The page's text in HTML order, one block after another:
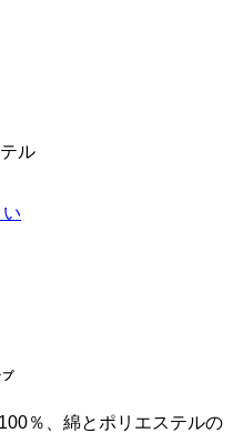
ル
プ
％、綿とポリエステルの